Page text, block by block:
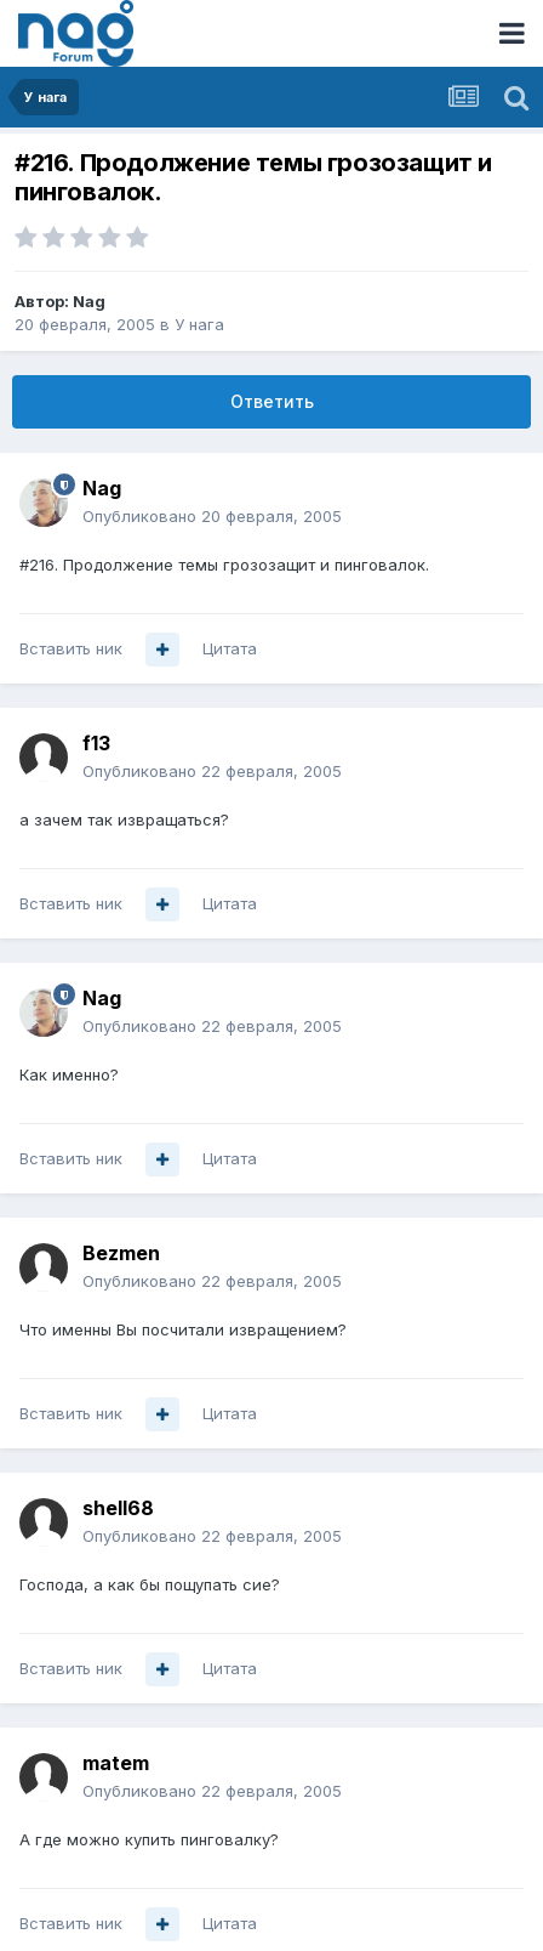
У нага
#216. Продолжение темы грозозащит и
пинговалок.
Автор: Nag
20 февраля, 2005 в У нага
Ответить
Nag
Опубликовано 20 февраля, 2005
#216. Продолжение темы грозозащит и пинговалок.
Вставить ник Цитата
f13
Опубликовано 22 февраля, 2005
а зачем так извращаться?
Вставить ник Цитата
Nag
Опубликовано 22 февраля, 2005
Как именно?
Вставить ник Цитата
Bezmen
Опубликовано 22 февраля, 2005
Что именны Вы посчитали извращением?
Вставить ник Цитата
shell68
Опубликовано 22 февраля, 2005
Господа, а как бы пощупать сие?
Вставить ник Цитата
matem
Опубликовано 22 февраля, 2005
А где можно купить пинговалку?
Вставить ник Цитата